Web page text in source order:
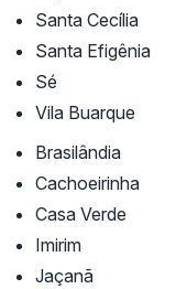
Santa Cecília
Santa Efigênia
Sé
Vila Buarque
Brasilândia
Cachoeirinha
Casa Verde
Imirim
Jaçanã